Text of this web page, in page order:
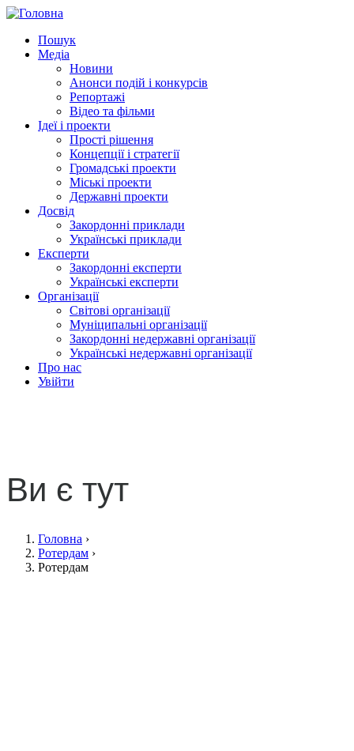
Пошук
Медіа
Новини
Анонси подій і конкурсів
Репортажі
Відео та фільми
Ідеї і проекти
Прості рішення
Концепції і стратегії
Громадські проекти
Міські проекти
Державні проекти
Досвід
Закордонні приклади
Українські приклади
Експерти
Закордонні експерти
Українські експерти
Організації
Світові організації
Муніципальні організації
Закордонні недержавні організації
Українські недержавні організації
Про нас
Увійти
Ви є тут
Головна ›
Ротердам ›
Ротердам